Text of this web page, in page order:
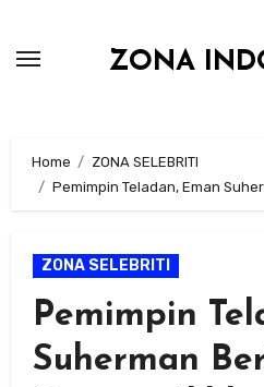
ZONA
Home
ZONA SELEBRITI
Pemimpin Teladan, Eman
ZONA SELEBRITI
Pemimpin
Suherman